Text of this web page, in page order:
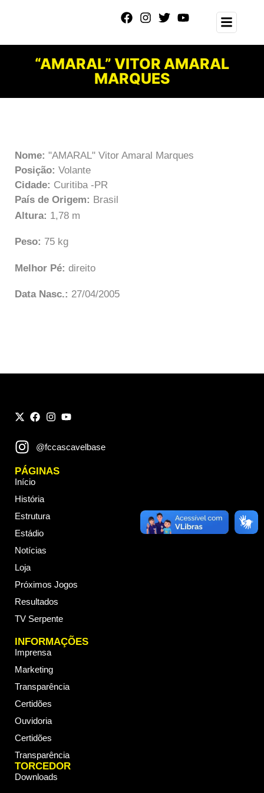
“AMARAL” VITOR AMARAL
MARQUES
Nome: "AMARAL" Vitor Amaral Marques
Posição: Volante
Cidade: Curitiba -PR
País de Origem: Brasil
Altura: 1,78 m
Peso: 75 kg
Melhor Pé: direito
Data Nasc.: 27/04/2005
@fccascavelbase
PÁGINAS
Início
História
Estrutura
Estádio
Notícias
Loja
Próximos Jogos
Resultados
TV Serpente
INFORMAÇÕES
Imprensa
Marketing
Transparência
Certidões
Ouvidoria
Certidões
Transparência
TORCEDOR
Downloads